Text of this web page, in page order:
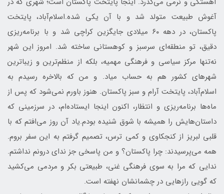
آغوش طبیعت متولد شد و با آن یکی شده.اسلام‌آباد، پایتخت
پاکستان، در دهه ۶۰ میلادی جایگزین کراچی شد و با برنامه‌ریزی
دقیق، تو منطقه‌ای سرسبز و کوهستانی ساخته شد. امروز این شهر
نه‌تنها مرکز سیاسی و فرهنگی مهمیه، بلکه از منظم‌ترین و زیباترین
شهرهای کشور هم به حساب میاد. و من که بالاخره رسیدم به
اسلام‌آباد، پایتخت آرام و سبز پاکستان. هنوز باورم نمی‌شود که پس از
ماه‌ها برنامه‌ریزی و انتظار، اکنون اینجا ایستاده‌ام، در سرزمینی که
داستان‌هایش را همیشه با شوق شنیده بودم.یاد آن روز می‌افتم که با
قلبى لبریز از کنجکاوی و کمی ترس، تصمیم گرفتم به این سفر بروم.
همه می‌پرسیدند: چرا پاکستان؟ و من پاسخی جز ندای درونم نداشتم.
ندایی که مرا به سوی فرهنگی غنی، طبیعتی بکر و مردمی می‌کشید
که گویی رازهایی در چشمانشان نهفته است.